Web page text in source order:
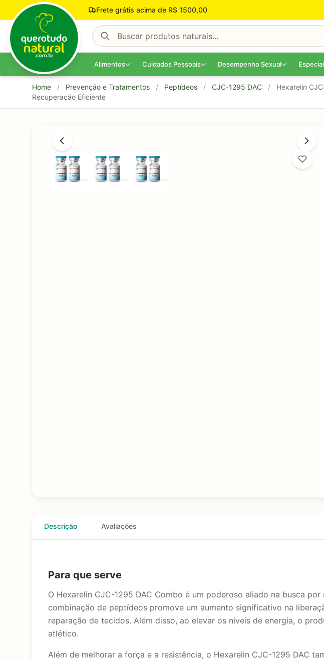
Pular para o conteúdo Frete grátis acima de R$ 1500,00
Alimentos Cuidados Pessoais Desempenho Sexual
Home / Prevenção e Tratamentos / Peptídeos / CJC-1295 DAC /
Hexarelin
Recuperação Eficiente
Descrição Avaliações
Para que serve
O Hexarelin CJC-1295 DAC Combo é um poderoso aliado na busca
combinação de peptídeos promove um aumento significativo na
reparação de tecidos. Além disso, ao elevar os níveis de energia, o
atlético.
Além de melhorar a força e a resistência, o Hexarelin CJC-1295 DAC